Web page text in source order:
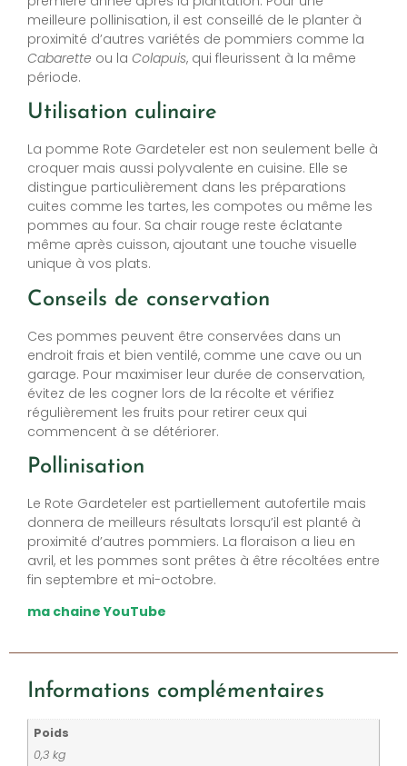
meilleure pollinisation, il est conseillé de le planter à
proximité d’autres variétés de pommiers comme la
Cabarette ou la Colapuis, qui fleurissent à la même
période.
Utilisation culinaire
La pomme Rote Gardeteler est non seulement belle à
croquer mais aussi polyvalente en cuisine. Elle se
distingue particulièrement dans les préparations
cuites comme les tartes, les compotes ou même les
pommes au four. Sa chair rouge reste éclatante
même après cuisson, ajoutant une touche visuelle
unique à vos plats.
Conseils de conservation
Ces pommes peuvent être conservées dans un
endroit frais et bien ventilé, comme une cave ou un
garage. Pour maximiser leur durée de conservation,
évitez de les cogner lors de la récolte et vérifiez
régulièrement les fruits pour retirer ceux qui
commencent à se détériorer.
Pollinisation
Le Rote Gardeteler est partiellement autofertile mais
donnera de meilleurs résultats lorsqu’il est planté à
proximité d’autres pommiers. La floraison a lieu en
avril, et les pommes sont prêtes à être récoltées entre
fin septembre et mi-octobre.
ma chaine YouTube
Informations complémentaires
Poids
0,3 kg